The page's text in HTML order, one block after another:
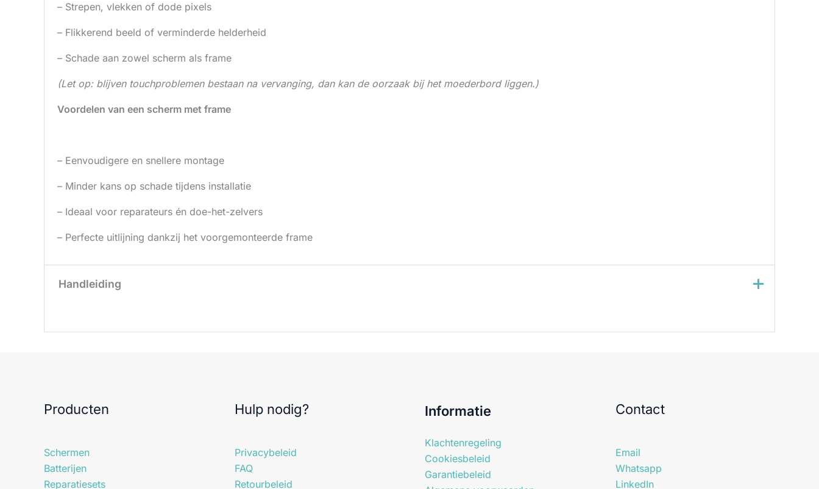
– Strepen, vlekken of dode pixels
– Flikkerend beeld of verminderde helderheid
– Schade aan zowel scherm als frame
(Let op: blijven touchproblemen bestaan na vervanging, dan kan de oorzaak bij het moederbord liggen.)
Voordelen van een scherm met frame
– Eenvoudigere en snellere montage
– Minder kans op schade tijdens installatie
– Ideaal voor reparateurs én doe-het-zelvers
– Perfecte uitlijning dankzij het voorgemonteerde frame
Handleiding
Producten
Schermen
Batterijen
Reparatiesets
Hulp nodig?
Privacybeleid
FAQ
Retourbeleid
Informatie
Klachtenregeling
Cookiesbeleid
Garantiebeleid
Contact
Email
Whatsapp
LinkedIn